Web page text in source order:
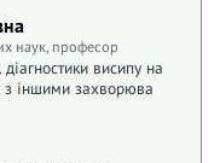
наук, професор
висипу на
з іншими захворюва